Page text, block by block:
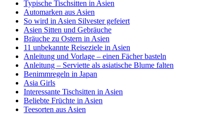
Typische Tischsitten in Asien
Automarken aus Asien
So wird in Asien Silvester gefeiert
Asien Sitten und Gebräuche
Bräuche zu Ostern in Asien
11 unbekannte Reiseziele in Asien
Anleitung und Vorlage – einen Fächer basteln
Anleitung – Serviette als asiatische Blume falten
Benimmregeln in Japan
Asia Girls
Interessante Tischsitten in Asien
Beliebte Früchte in Asien
Teesorten aus Asien